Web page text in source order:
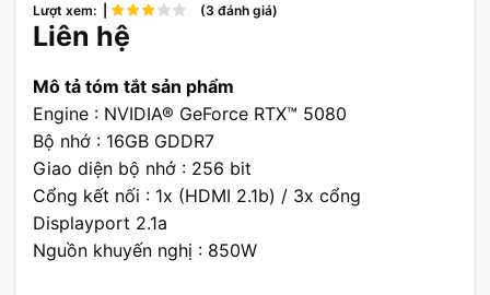
Lượt xem: | (3 đánh giá)
Liên hệ
Mô tả tóm tắt sản phẩm
Engine : NVIDIA® GeForce RTX™ 5080
Bộ nhớ : 16GB GDDR7
Giao diện bộ nhớ : 256 bit
Cổng kết nối : 1x (HDMI 2.1b) / 3x cổng
Displayport 2.1a
Nguồn khuyến nghị : 850W